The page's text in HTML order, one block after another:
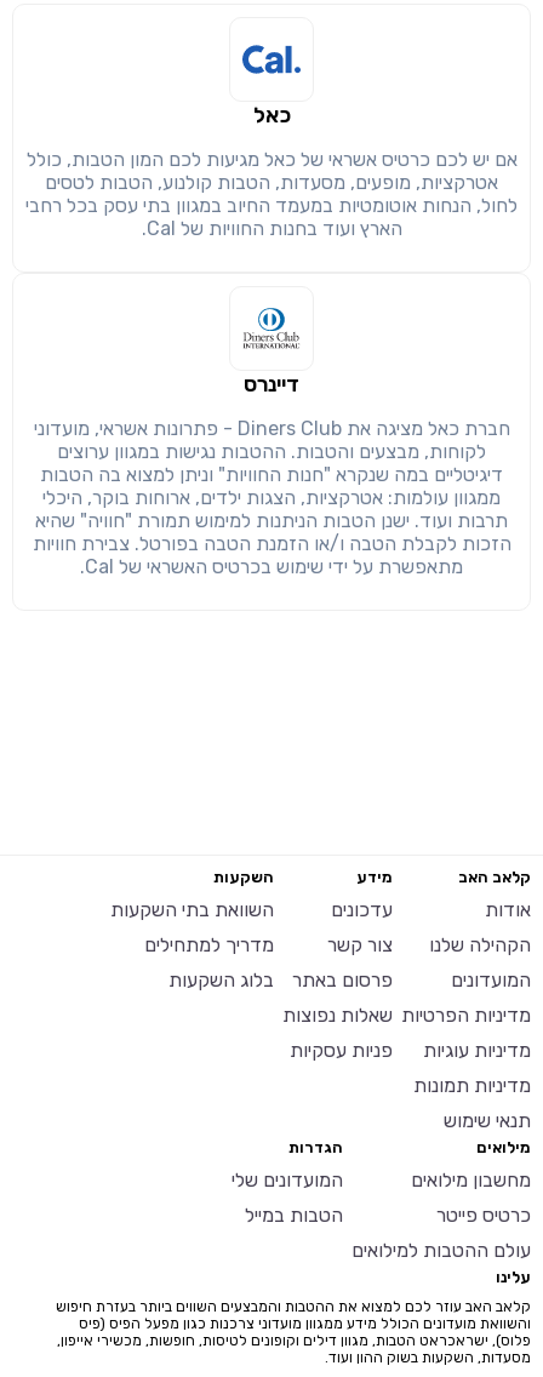
שיתוף
שימו לב!
מימוש הטבה זו ניתן רק לחברי
הבנתי, המשך לאתר
כאל
אם יש לכם כרטיס אשראי של כאל מגיעות לכם המון הטבות, כולל
אטרקציות, מופעים, מסעדות, הטבות קולנוע, הטבות לטסים
לחול, הנחות אוטומטיות במעמד החיוב במגוון בתי עסק בכל רחבי
הארץ ועוד בחנות החוויות של Cal.
דיינרס
חברת כאל מציגה את Diners Club - פתרונות אשראי, מועדוני
לקוחות, מבצעים והטבות. ההטבות נגישות במגוון ערוצים
דיגיטליים במה שנקרא "חנות החוויות" וניתן למצוא בה הטבות
ממגוון עולמות: אטרקציות, הצגות ילדים, ארוחות בוקר, היכלי
תרבות ועוד. ישנן הטבות הניתנות למימוש תמורת "חוויה" שהיא
הזכות לקבלת הטבה ו/או הזמנת הטבה בפורטל. צבירת חוויות
מתאפשרת על ידי שימוש בכרטיס האשראי של Cal.
קלאב האב
אודות
הקהילה שלנו
המועדונים
מדיניות הפרטיות
מדיניות עוגיות
מדיניות תמונות
תנאי שימוש
מידע
עדכונים
צור קשר
פרסום באתר
שאלות נפוצות
פניות עסקיות
השקעות
השוואת בתי השקעות
מדריך למתחילים
בלוג השקעות
מילואים
מחשבון מילואים
כרטיס פייטר
עולם ההטבות למילואים
הגדרות
המועדונים שלי
הטבות במייל
עלינו
קלאב האב עוזר לכם למצוא את ההטבות והמבצעים השווים ביותר בעזרת חיפוש
והשוואת מועדונים הכולל מידע ממגוון מועדוני צרכנות כגון מפעל הפיס (פיס
פלוס), ישראכראט הטבות, מגוון דילים וקופונים לטיסות, חופשות, מכשירי אייפון,
מסעדות, השקעות בשוק ההון ועוד.